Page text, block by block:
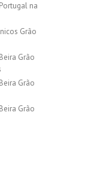
na
Grão
Grão
Grão
Grão